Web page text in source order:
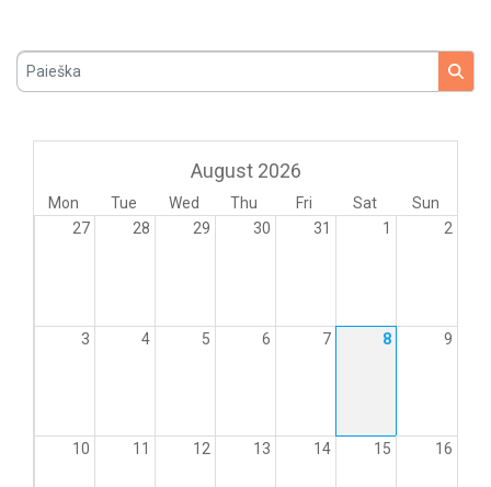
Paieška
August 2026
Mon Tue Wed Thu Fri Sat
Sun
27
28 29 30 31 1 2
3 4 5 6 7 8 9
10 11 12 13 14 15 16